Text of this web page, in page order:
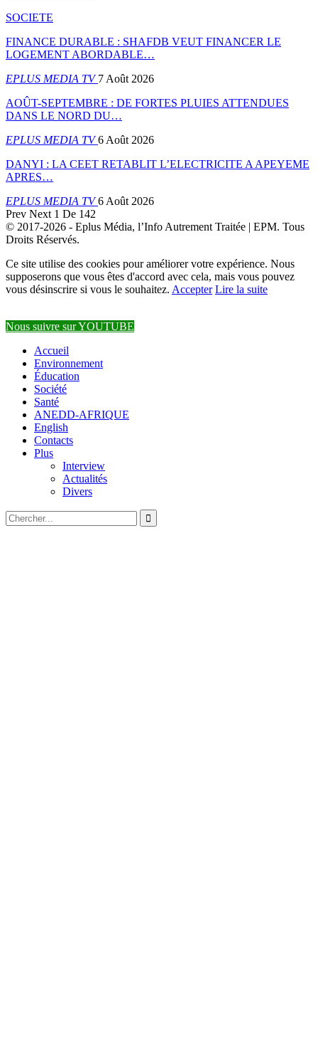
SOCIETE
FINANCE DURABLE : SHAFDB VEUT FINANCER LE
LOGEMENT ABORDABLE…
EPLUS MEDIA TV7 Août 2026
AOÛT-SEPTEMBRE : DE FORTES PLUIES ATTENDUES
DANS LE NORD DU…
EPLUS MEDIA TV6 Août 2026
DANYI : LA CEET RETABLIT L’ELECTRICITE A APEYEME
APRES…
EPLUS MEDIA TV6 Août 2026
Prev Next 1 De 142
© 2017-2026 - Eplus Média, l’Info Autrement Traitée | EPM. Tous
Droits Réservés.
Ce site utilise des cookies pour améliorer votre expérience. Nous
supposerons que vous êtes d'accord avec cela, mais vous pouvez
vous désinscrire si vous le souhaitez. Accepter Lire la suite
Nous suivre sur YOUTUBE
Accueil
Environnement
Éducation
Société
Santé
ANEDD-AFRIQUE
English
Contacts
Plus
Interview
Actualités
Divers